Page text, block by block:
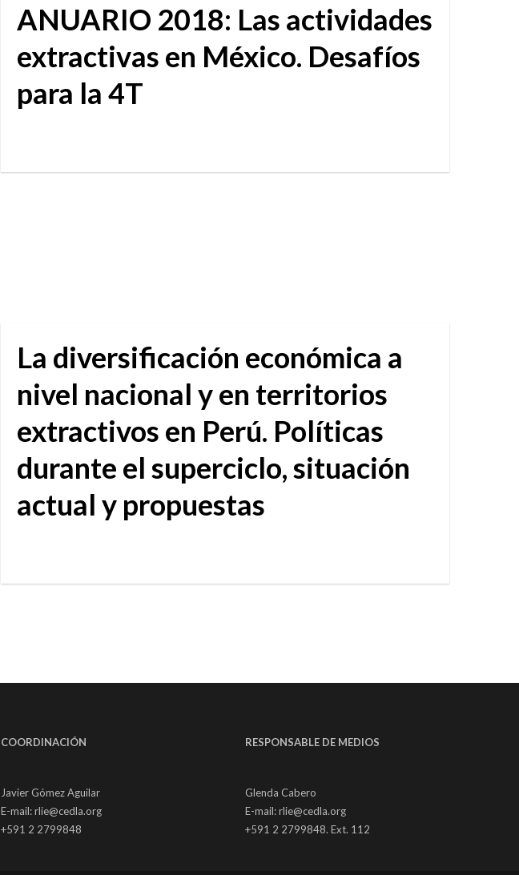
ANUARIO 2018: Las actividades
extractivas en México. Desafíos
para la 4T
La diversificación económica a
nivel nacional y en territorios
extractivos en Perú. Políticas
durante el superciclo, situación
actual y propuestas
COORDINACIÓN
Javier Gómez Aguilar
E-mail: rlie@cedla.org
+591 2 2799848
RESPONSABLE DE MEDIOS
Glenda Cabero
E-mail: rlie@cedla.org
+591 2 2799848. Ext. 112